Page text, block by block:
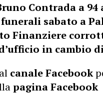
Contrada a
sabato a
Finanziere
in cambio
canale Facebook
pagina Facebook